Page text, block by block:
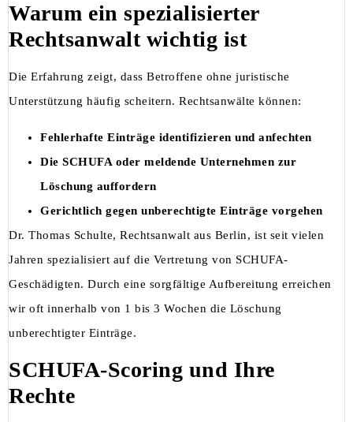
Warum ein spezialisierter
Rechtsanwalt wichtig ist
Die Erfahrung zeigt, dass Betroffene ohne juristische
Unterstützung häufig scheitern. Rechtsanwälte können:
Fehlerhafte Einträge identifizieren und anfechten
Die SCHUFA oder meldende Unternehmen zur
Löschung auffordern
Gerichtlich gegen unberechtigte Einträge vorgehen
Dr. Thomas Schulte, Rechtsanwalt aus Berlin, ist seit vielen
Jahren spezialisiert auf die Vertretung von SCHUFA-
Geschädigten. Durch eine sorgfältige Aufbereitung erreichen
wir oft innerhalb von 1 bis 3 Wochen die Löschung
unberechtigter Einträge.
SCHUFA-Scoring und Ihre
Rechte